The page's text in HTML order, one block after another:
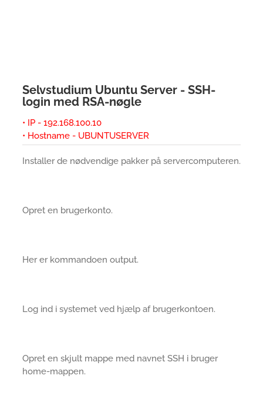
Selvstudium Ubuntu Server - SSH-
login med RSA-nøgle
• IP - 192.168.100.10
• Hostname - UBUNTUSERVER
Installer de nødvendige pakker på servercomputeren.
Opret en brugerkonto.
Her er kommandoen output.
Log ind i systemet ved hjælp af brugerkontoen.
Opret en skjult mappe med navnet SSH i bruger
home-mappen.